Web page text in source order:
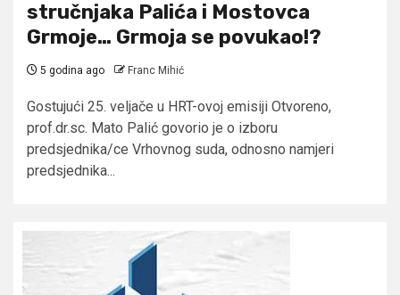
stručnjaka Palića i Mostovca
Grmoje… Grmoja se povukao!?
5 godina ago Franc Mihić
Gostujući 25. veljače u HRT-ovoj emisiji Otvoreno,
prof.dr.sc. Mato Palić govorio je o izboru
predsjednika/ce Vrhovnog suda, odnosno namjeri
predsjednika...